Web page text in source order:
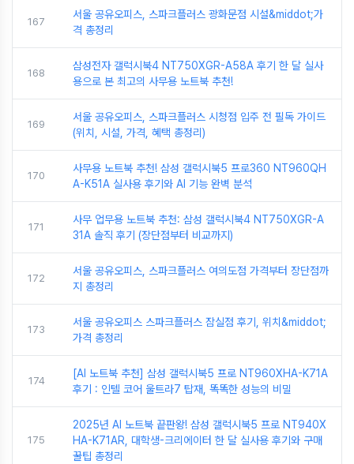
167
서울 공유오피스, 스파크플러스 광화문점 시설&middot;가
격 총정리
168
삼성전자 갤럭시북4 NT750XGR-A58A 후기 한 달 실사
용으로 본 최고의 사무용 노트북 추천!
169
서울 공유오피스, 스파크플러스 시청점 입주 전 필독 가이드
(위치, 시설, 가격, 혜택 총정리)
170
사무용 노트북 추천! 삼성 갤럭시북5 프로360 NT960QH
A-K51A 실사용 후기와 AI 기능 완벽 분석
171
사무 업무용 노트북 추천: 삼성 갤럭시북4 NT750XGR-A
31A 솔직 후기 (장단점부터 비교까지)
172
서울 공유오피스, 스파크플러스 여의도점 가격부터 장단점까
지 총정리
173
서울 공유오피스 스파크플러스 잠실점 후기, 위치&middot;
가격 총정리
174
[AI 노트북 추천] 삼성 갤럭시북5 프로 NT960XHA-K71A
후기 : 인텔 코어 울트라7 탑재, 똑똑한 성능의 비밀
175
2025년 AI 노트북 끝판왕! 삼성 갤럭시북5 프로 NT940X
HA-K71AR, 대학생-크리에이터 한 달 실사용 후기와 구매
꿀팁 총정리